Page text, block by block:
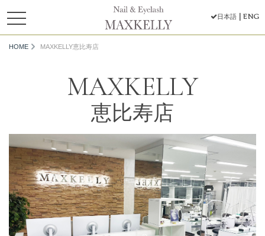
toggle
navigation
日本語 ENG
HOME MAXKELLY恵比寿店
MAXKELLY
恵比寿店